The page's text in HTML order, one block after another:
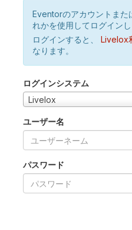
Eventorのアカウントま
れかを使用してログインし
ログインすると、
Livelox
なります。
ログインシステム
Livelox
ユーザー名
パスワード